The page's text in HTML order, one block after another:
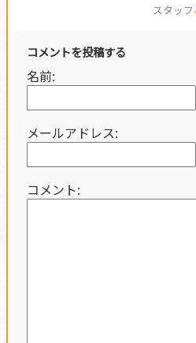
スタッフ
コメントを投稿する
名前:
メールアドレス:
コメント: